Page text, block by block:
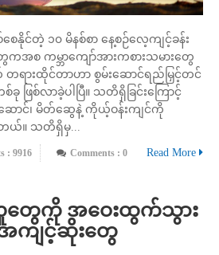
ေနိုင်တဲ့ ၁၀ မိနစ်စာ နေ့စဉ်လေ့ကျင့်ခန်း
စ ကမ္ဘာကျော်အားကစားသမားတွေ
ားထိုင်တာဟာ စွမ်းဆောင်ရည်မြှင့်တင်
ဖြစ်လာခဲ့ပါပြီ။ သတိရှိခြင်းကြောင့်
ောင်၊ မိတ်ဆွေနဲ့ ကိုယ့်ဝန်းကျင်ကို
တယ်။ သတိရှိမှ...
: 9916 Comments : 0 Read More
တွေကို အဝေးထွက်သွား
ကျင့်ဆိုးတွေ